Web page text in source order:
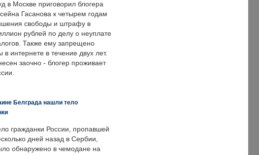
в Москве приговорил блогера
Гасанова к четырем годам
свободы и штрафу в
рублей по делу о неуплате
Также ему запрещено
в интернете в течение двух лет.
заочно - блогер проживает
Белграда нашли тело
гражданки России, пропавшей
дней назад в Сербии,
обнаружено в чемодане на